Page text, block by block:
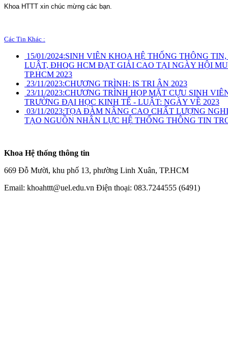
Khoa HTTT xin chúc mừng các bạn.
Các Tin Khác :
15/01/2024:SINH VIÊN KHOA HỆ THỐNG THÔNG
LUẬT, ĐHQG HCM ĐẠT GIẢI CAO TẠI NGÀY HỘI
TP.HCM 2023
23/11/2023:CHƯƠNG TRÌNH: IS TRI ÂN 2023
23/11/2023:CHƯƠNG TRÌNH HỌP MẶT CỰU SINH
TRƯỜNG ĐẠI HỌC KINH TẾ - LUẬT: NGÀY VỀ 2023
03/11/2023:TỌA ĐÀM NÂNG CAO CHẤT LƯỢNG
TẠO NGUỒN NHÂN LỰC HỆ THỐNG THÔNG TIN
Khoa Hệ thống thông tin
669 Đỗ Mười, khu phố 13, phường Linh Xuân, TP.HCM
Email: khoahttt@uel.edu.vn Điện thoại: 083.7244555 (6491)